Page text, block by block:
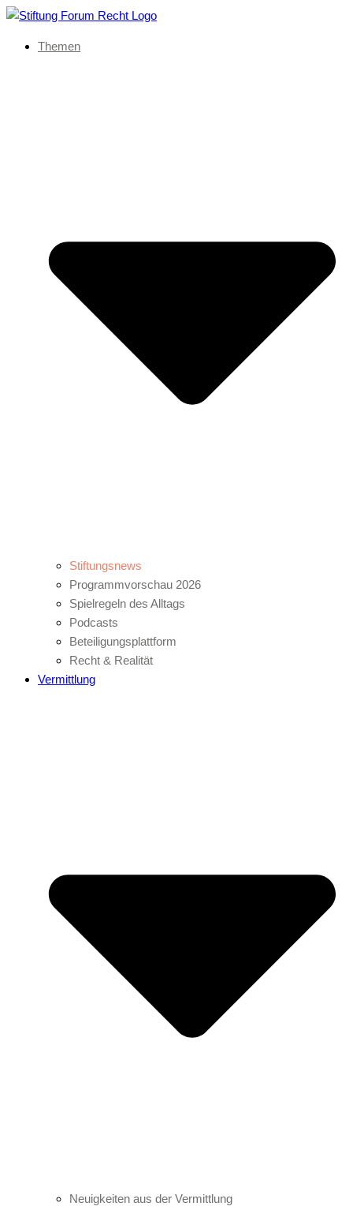
Themen
Stiftungsnews
Programmvorschau 2026
Spielregeln des Alltags
Podcasts
Beteiligungsplattform
Recht & Realität
Vermittlung
Neuigkeiten aus der Vermittlung